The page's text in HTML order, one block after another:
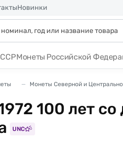
Новинки
Монеты Российской
Монеты Северной и
100 лет
UNC